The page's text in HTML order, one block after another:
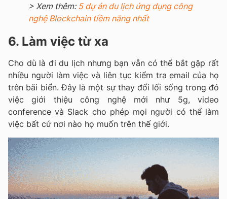
> Xem thêm: 5 dự án du lịch ứng dụng công
nghệ Blockchain tiềm năng nhất
6. Làm việc từ xa
Cho dù là đi du lịch nhưng bạn vẫn có thể bắt gặp rất
nhiều người làm việc và liên tục kiểm tra email của họ
trên bãi biển. Đây là một sự thay đổi lối sống trong đó
việc giới thiệu công nghệ mới như 5g, video
conference và Slack cho phép mọi người có thể làm
việc bất cứ nơi nào họ muốn trên thế giới.